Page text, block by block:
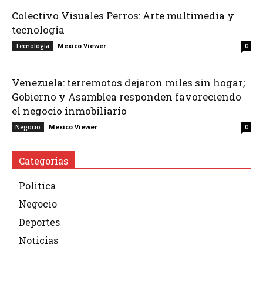
Colectivo Visuales Perros: Arte multimedia y
tecnología
Tecnología Mexico Viewer 0
Venezuela: terremotos dejaron miles sin hogar;
Gobierno y Asamblea responden favoreciendo
el negocio inmobiliario
Negocio Mexico Viewer 0
Categorias
Política
Negocio
Deportes
Noticias